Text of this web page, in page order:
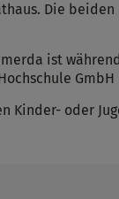
Die
ist
GmbH
Kinder- oder